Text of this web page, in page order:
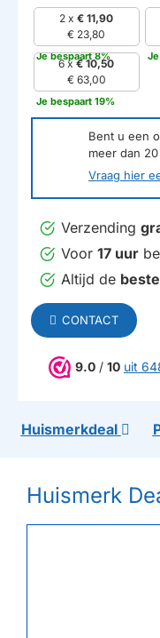
2 x€ 11,90
€ 23,80
Je bespaart 8%
6 x€ 10,50
€ 63,00
Je bespaart 19%
Bent u een
meer dan 20
Vraag hier
Verzending
Voor 17 uur
Altijd de beste
CONTACT
9.0 / 10 uit
Huismerkdeal
Huismerk